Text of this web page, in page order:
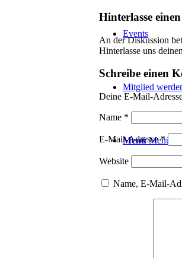
Events
Mitglied
Menü Menü
Hinterlasse
An der Diskussion
Hinterlasse uns
Schreibe einen
Deine E-Mail-
Name *
E-Mail-Adresse*
Website
Name, E-Mail-